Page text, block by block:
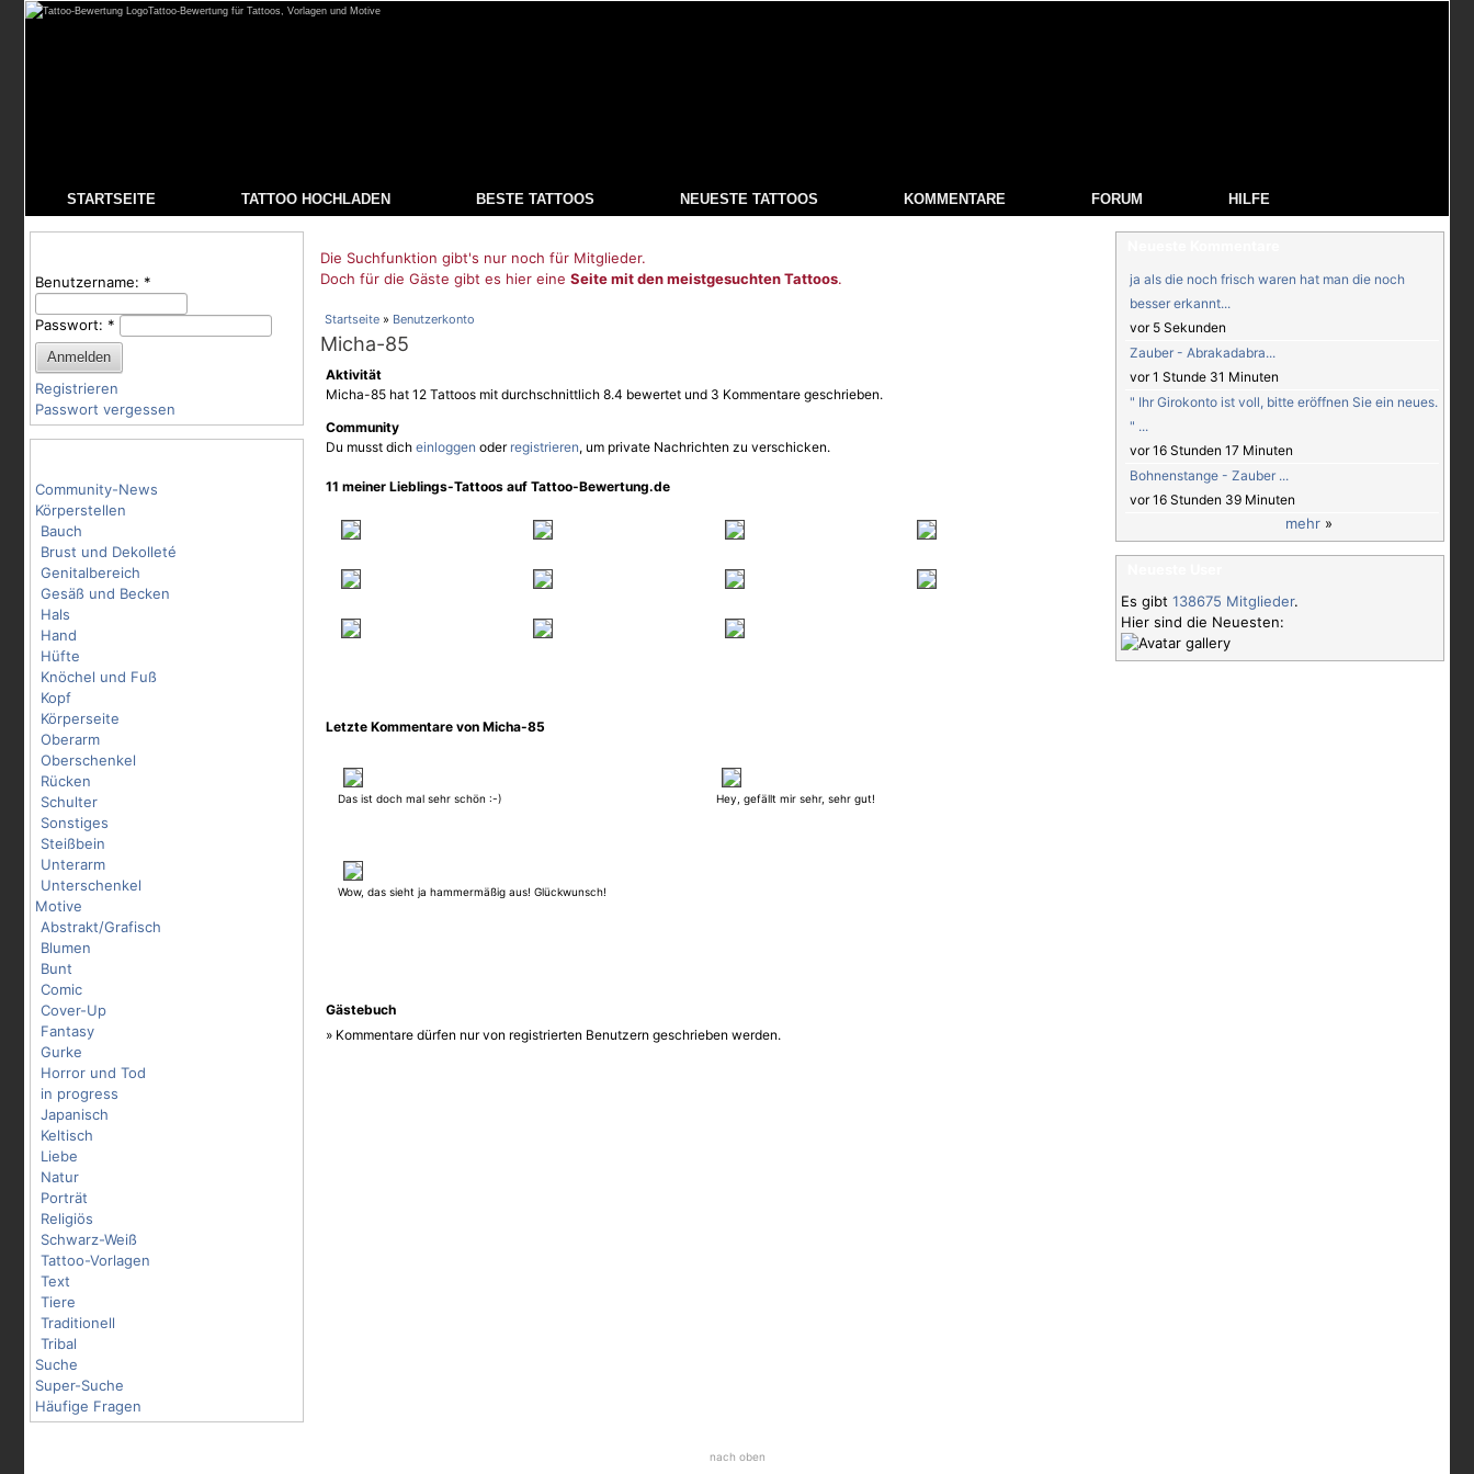
Tattoo-Bewertung für Tattoos, Vorlagen und Motive
STARTSEITE TATTOO HOCHLADEN BESTE TATTOOS NEUESTE TATTOOS KOMMENTARE FORUM HILFE
Benutzername: *
Passwort: *
Registrieren
Passwort vergessen
Community-News
Körperstellen
Bauch
Brust und Dekolleté
Genitalbereich
Gesäß und Becken
Hals
Hand
Hüfte
Knöchel und Fuß
Kopf
Körperseite
Oberarm
Oberschenkel
Rücken
Schulter
Sonstiges
Steißbein
Unterarm
Unterschenkel
Motive
Abstrakt/Grafisch
Blumen
Bunt
Comic
Cover-Up
Fantasy
Gurke
Horror und Tod
in progress
Japanisch
Keltisch
Liebe
Natur
Porträt
Religiös
Schwarz-Weiß
Tattoo-Vorlagen
Text
Tiere
Traditionell
Tribal
Suche
Super-Suche
Häufige Fragen
Die Suchfunktion gibt's nur noch für Mitglieder.
Doch für die Gäste gibt es hier eine Seite mit den meistgesuchten Tattoos.
Startseite » Benutzerkonto
Micha-85
Aktivität
Micha-85 hat 12 Tattoos mit durchschnittlich 8.4 bewertet und 3 Kommentare geschrieben.
Community
Du musst dich einloggen oder registrieren, um private Nachrichten zu verschicken.
11 meiner Lieblings-Tattoos auf Tattoo-Bewertung.de
Letzte Kommentare von Micha-85
Das ist doch mal sehr schön :-) Hey, gefällt mir sehr, sehr gut!
Wow, das sieht ja hammermäßig aus! Glückwunsch!
Gästebuch
» Kommentare dürfen nur von registrierten Benutzern geschrieben werden.
ja als die noch frisch waren hat man die noch
besser erkannt...
vor 5 Sekunden
Zauber - Abrakadabra...
vor 1 Stunde 31 Minuten
" Ihr Girokonto ist voll, bitte eröffnen Sie ein neues.
" ...
vor 16 Stunden 17 Minuten
Bohnenstange - Zauber ...
vor 16 Stunden 39 Minuten
mehr »
Es gibt 138675 Mitglieder.
Hier sind die Neuesten:
nach oben